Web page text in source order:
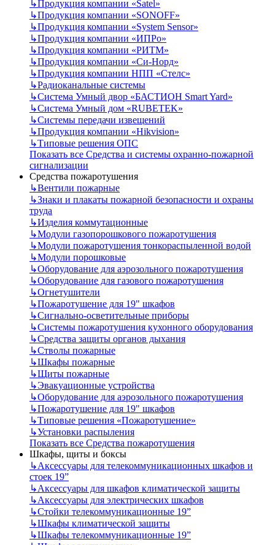
↳Продукция компании «Satel»
↳Продукция компании «SONOFF»
↳Продукция компании «System Sensor»
↳Продукция компании «ИПРо»
↳Продукция компании «РИТМ»
↳Продукция компании «Си-Норд»
↳Продукция компании НПП «Стелс»
↳Радиоканальные системы
↳Система Умный двор «БАСТИОН Smart Yard»
↳Система Умный дом «RUBETEK»
↳Системы передачи извещений
↳Продукция компании «Hikvision»
↳Типовые решения ОПС
Показать все Средства и системы охранно-пожарной
сигнализации
Средства пожаротушения
↳Вентили пожарные
↳Знаки и плакаты пожарной безопасности и охраны
труда
↳Изделия коммутационные
↳Модули газопорошкового пожаротушения
↳Модули пожаротушения тонкораспыленной водой
↳Модули порошковые
↳Оборудование для аэрозольного пожаротушения
↳Оборудование для газового пожаротушения
↳Огнетушители
↳Пожаротушение для 19" шкафов
↳Сигнально-осветительные приборы
↳Системы пожаротушения кухонного оборудования
↳Средства защиты органов дыхания
↳Стволы пожарные
↳Шкафы пожарные
↳Щиты пожарные
↳Эвакуационные устройства
↳Оборудование для аэрозольного пожаротушения
↳Пожаротушение для 19" шкафов
↳Типовые решения «Пожаротушение»
↳Установки распыления
Показать все Средства пожаротушения
Шкафы, щиты и боксы
↳Аксессуары для телекоммуникационных шкафов и
стоек 19”
↳Аксессуары для шкафов климатической защиты
↳Аксессуары для электрических шкафов
↳Стойки телекоммуникационные 19”
↳Шкафы климатической защиты
↳Шкафы телекоммуникационные 19”